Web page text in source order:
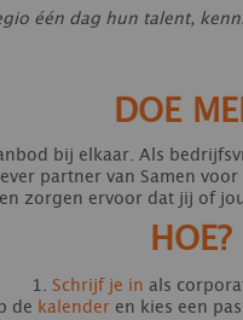
één dag hun talent,
DOE
bij elkaar. Als
partner van Samen
zorgen ervoor dat jij of
HOE?
1. Schrijf je in als
de kalender en kies een